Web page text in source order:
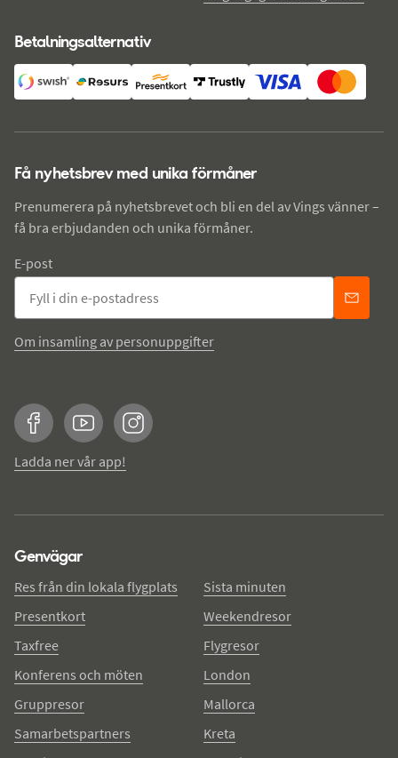
Betalningsalternativ
Få nyhetsbrev med unika förmåner
Prenumerera på nyhetsbrevet och bli en del av Vings vänner –
få bra erbjudanden och unika förmåner.
E-post
Om insamling av personuppgifter
FacebookYouTubeInstagram
Ladda ner vår app!
Genvägar
Res från din lokala flygplats
Presentkort
Taxfree
Konferens och möten
Gruppresor
Samarbetspartners
Sista minuten
Weekendresor
Flygresor
London
Mallorca
Kreta